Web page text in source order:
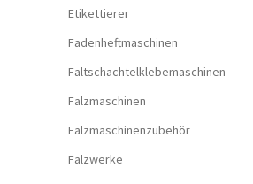
Etikettierer
Fadenheftmaschinen
Faltschachtelklebemaschinen
Falzmaschinen
Falzmaschinenzubehör
Falzwerke